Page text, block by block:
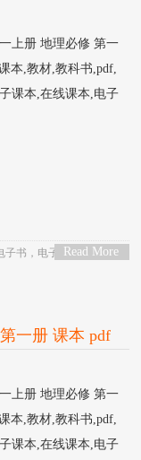
上册 地理必修 第一
本,教材,教科书,pdf,
课本,在线课本,电子
Read More
子书 ， 电子教材， 电子
一册 课本 pdf
上册 地理必修 第一
本,教材,教科书,pdf,
课本,在线课本,电子